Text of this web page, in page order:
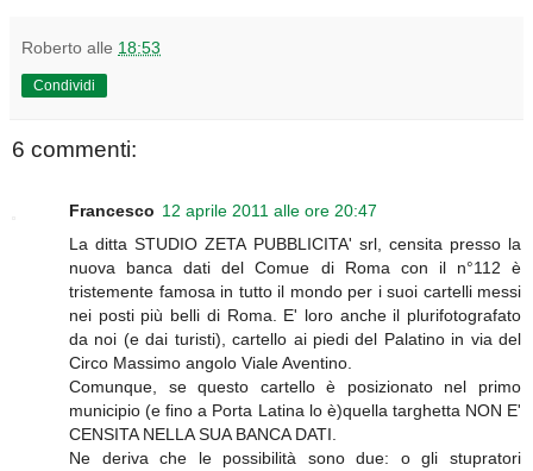
Roberto alle 18:53
Condividi
6 commenti:
Francesco 12 aprile 2011 alle ore 20:47
La ditta STUDIO ZETA PUBBLICITA' srl, censita presso la
nuova banca dati del Comue di Roma con il n°112 è
tristemente famosa in tutto il mondo per i suoi cartelli messi
nei posti più belli di Roma. E' loro anche il plurifotografato
da noi (e dai turisti), cartello ai piedi del Palatino in via del
Circo Massimo angolo Viale Aventino.
Comunque, se questo cartello è posizionato nel primo
municipio (e fino a Porta Latina lo è)quella targhetta NON E'
CENSITA NELLA SUA BANCA DATI.
Ne deriva che le possibilità sono due: o gli stupratori